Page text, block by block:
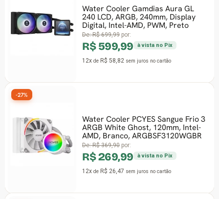
Water Cooler Gamdias Aura GL
240 LCD, ARGB, 240mm, Display
Digital, Intel-AMD, PWM, Preto
De:R$ 699,99por:
R$ 599,99 à vista no Pix
12xdeR$ 58,82sem juros no cartão
Water Cooler PCYES Sangue Frio 3
ARGB White Ghost, 120mm, Intel-
AMD, Branco, ARGBSF3120WGBR
De:R$ 369,90por:
R$ 269,99 à vista no Pix
12xdeR$ 26,47sem juros no cartão
-27%